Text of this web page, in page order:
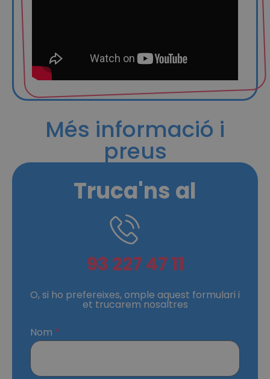
a nosaltres aquest no va ser un
problema.”
Més informació i
preus
Truca'ns al
93 227 47 11
O, si ho prefereixes, omple aquest formulari i
et trucarem nosaltres
Nom